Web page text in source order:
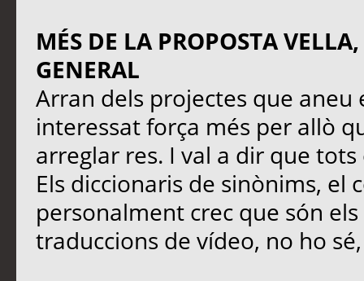
MÉS DE LA PROPOSTA
GENERAL
Arran dels projectes que
interessat força més per allò
arreglar res. I val a dir que
Els diccionaris de sinònims,
personalment crec que són
traduccions de vídeo, no ho